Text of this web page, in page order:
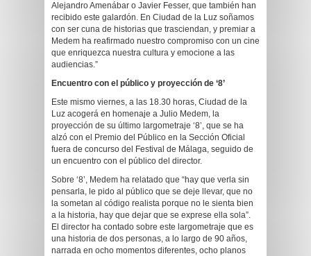
Alejandro Amenábar o Javier Fesser, que también han
recibido este galardón. En Ciudad de la Luz soñamos
con ser cuna de historias que trasciendan, y premiar a
Medem ha reafirmado nuestro compromiso con un cine
que enriquezca nuestra cultura y emocione a las
audiencias.”
Encuentro con el público y proyección de ‘8’
Este mismo viernes, a las 18.30 horas, Ciudad de la
Luz acogerá en homenaje a Julio Medem, la
proyección de su último largometraje ‘8’, que se ha
alzó con el Premio del Público en la Sección Oficial
fuera de concurso del Festival de Málaga, seguido de
un encuentro con el público del director.
Sobre ‘8’, Medem ha relatado que “hay que verla sin
pensarla, le pido al público que se deje llevar, que no
la sometan al código realista porque no le sienta bien
a la historia, hay que dejar que se exprese ella sola”.
El director ha contado sobre este largometraje que es
una historia de dos personas, a lo largo de 90 años,
narrada en ocho momentos diferentes, ocho planos